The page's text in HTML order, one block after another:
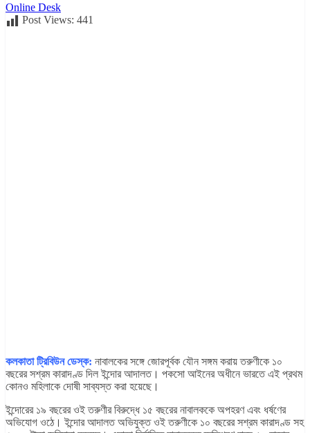
Online Desk
Post Views: 441
কলকাতা ট্রিবিউন ডেস্ক: নাবালকের সঙ্গে জোরপূর্বক যৌন সঙ্গম করায় তরুণীকে ১০
বছরের সশ্রম কারাদণ্ড দিল ইন্দোর আদালত। পকসো আইনের অধীনে ভারতে এই প্রথম
কোনও মহিলাকে দোষী সাব্যস্ত করা হয়েছে।
ইন্দোরের ১৯ বছরের ওই তরুণীর বিরুদ্ধে ১৫ বছরের নাবালককে অপহরণ এবং ধর্ষণের
অভিযোগ ওঠে। ইন্দোর আদালত অভিযুক্ত ওই তরুণীকে ১০ বছরের সশ্রম কারাদণ্ড সহ